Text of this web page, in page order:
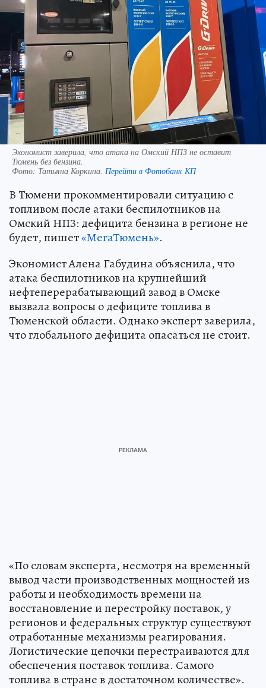
Экономист заверила, что атака на Омский НПЗ не оставит
Тюмень без бензина.
Фото: Татьяна Коркина. Перейти в Фотобанк КП
В Тюмени прокомментировали ситуацию с
топливом после атаки беспилотников на
Омский НПЗ: дефицита бензина в регионе не
будет, пишет«МегаТюмень».
Экономист Алена Габудина объяснила, что
атака беспилотников на крупнейший
нефтеперерабатывающий завод в Омске
вызвала вопросы о дефиците топлива в
Тюменской области. Однако эксперт заверила,
что глобального дефицита опасаться не стоит.
«По словам эксперта, несмотря на временный
вывод части производственных мощностей из
работы и необходимость времени на
восстановление и перестройку поставок, у
регионов и федеральных структур существуют
отработанные механизмы реагирования.
Логистические цепочки перестраиваются для
обеспечения поставок топлива. Самого
топлива в стране в достаточном количестве».